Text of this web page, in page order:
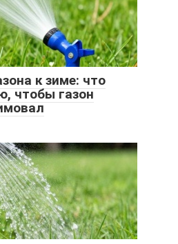
к зиме: что
чтобы газон